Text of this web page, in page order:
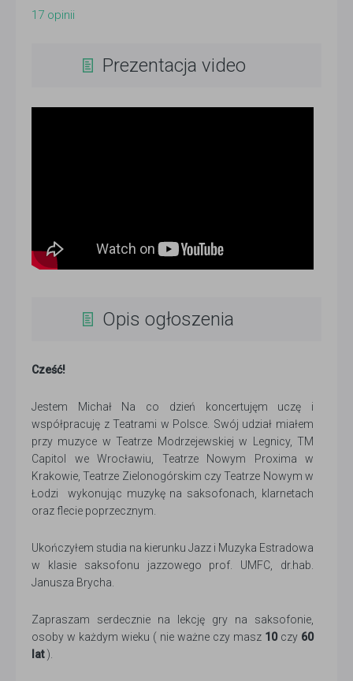
17 opinii
Prezentacja video
Opis ogłoszenia
Cześć!
Jestem Michał Na co dzień koncertujęm uczę i
współpracuję z Teatrami w Polsce. Swój udział miałem
przy muzyce w Teatrze Modrzejewskiej w Legnicy, TM
Capitol we Wrocławiu, Teatrze Nowym Proxima w
Krakowie, Teatrze Zielonogórskim czy Teatrze Nowym w
Łodzi wykonując muzykę na saksofonach, klarnetach
oraz flecie poprzecznym.
Ukończyłem studia na kierunku Jazz i Muzyka Estradowa
w klasie saksofonu jazzowego prof. UMFC, dr.hab.
Janusza Brycha.
Zapraszam serdecznie na lekcję gry na saksofonie,
osoby w każdym wieku ( nie ważne czy masz 10czy 60
lat).